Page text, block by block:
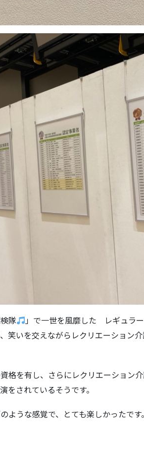
隊
」で一世を風靡した レギュラ
笑いを交えながらレクリエーション
格を有し、さらにレクリエーション
をされているそうです。
のような感覚で、とても楽しかった